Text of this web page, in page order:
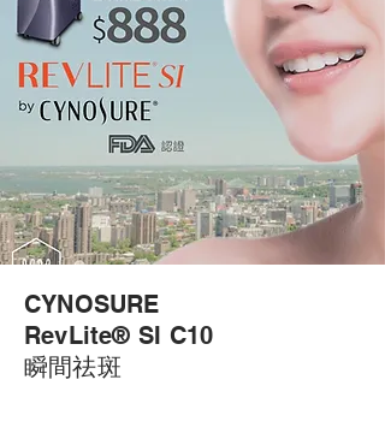
CYNOSURE
RevLite® SI C10
瞬間祛斑